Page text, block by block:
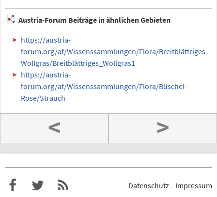
Austria-Forum Beiträge in ähnlichen Gebieten
https://austria-
forum.org/af/Wissenssammlungen/Flora/Breitblättriges_
Wollgras/Breitblättriges_Wollgras1
https://austria-
forum.org/af/Wissenssammlungen/Flora/Büschel-
Rose/Strauch
< >
Datenschutz Impressum